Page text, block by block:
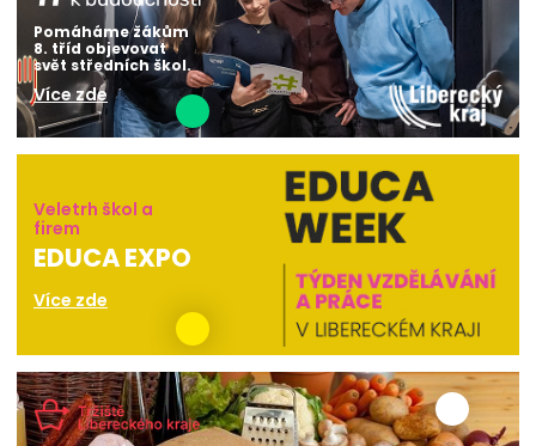
Pomáháme žákům
8. tříd objevovat
svět středních škol.
Více zde
Veletrh škol a
firem
EDUCA EXPO
Více zde